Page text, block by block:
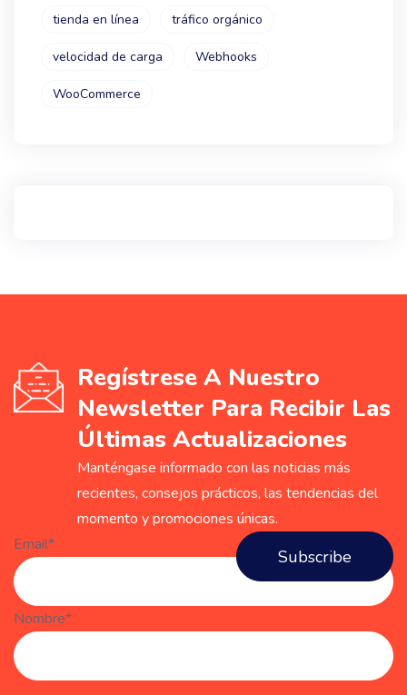
tienda en línea tráfico orgánico
velocidad de carga Webhooks
WooCommerce
Regístrese A Nuestro
Newsletter Para Recibir Las
Últimas Actualizaciones
Manténgase informado con las noticias más
recientes, consejos prácticos, las tendencias del
momento y promociones únicas.
Email*
Nombre*